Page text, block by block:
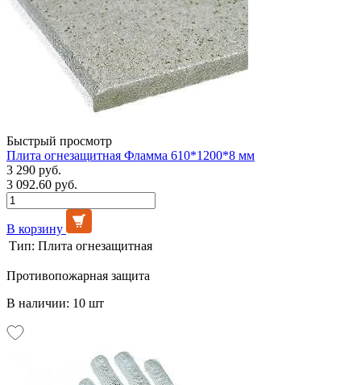
Быстрый просмотр
Плита огнезащитная Фламма 610*1200*8 мм
3 290 руб.
3 092.60 руб.
В корзину
Тип: Плита огнезащитная
Противопожарная защита
В наличии: 10 шт